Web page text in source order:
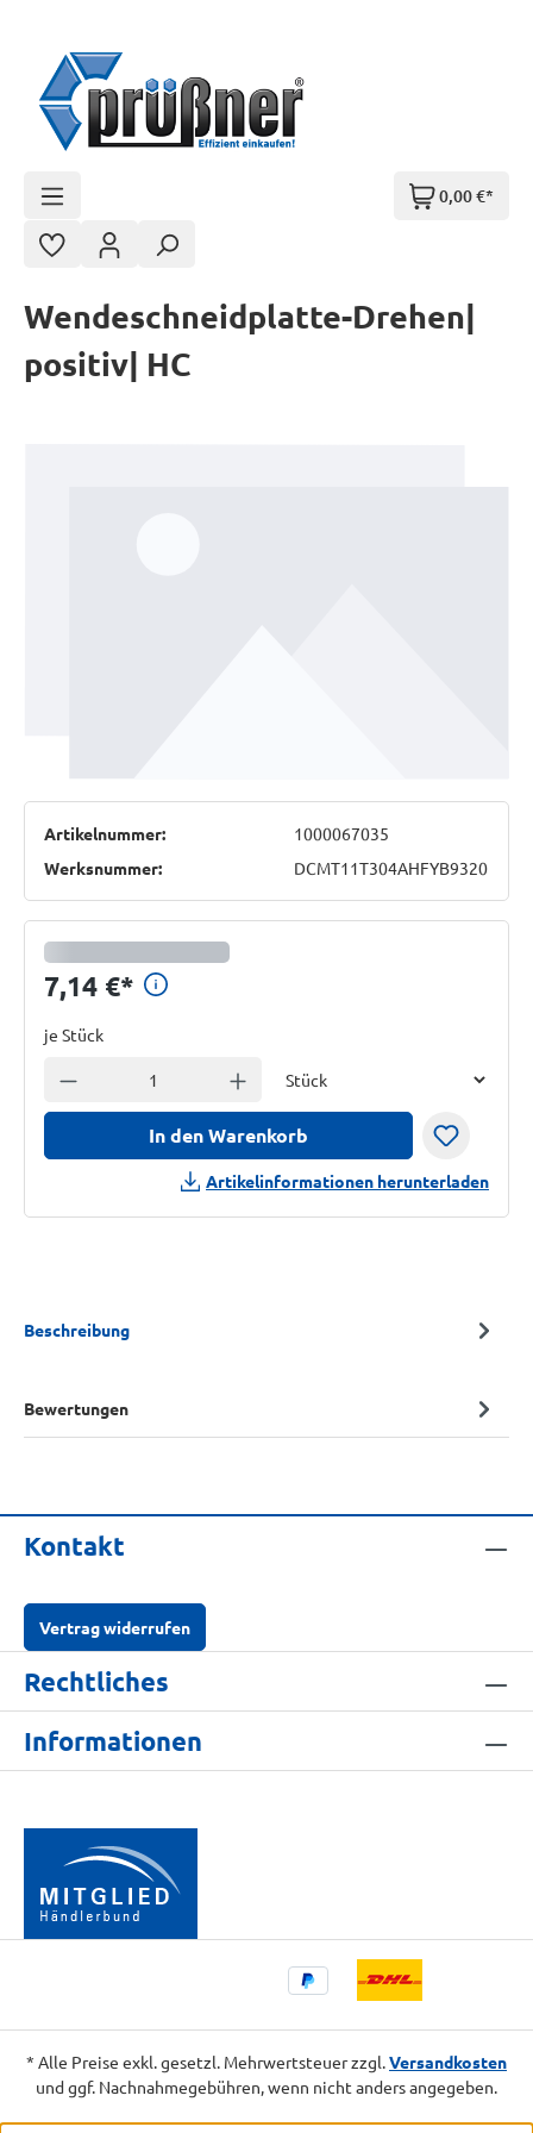
0,00 €*
Wendeschneidplatte-Drehen|
positiv| HC
Artikelnummer:
1000067035
Werksnummer:
DCMT11T304AHFYB9320
7,14 €* Preisinformationen anzeigen
je Stück
Anzahl verringern Anzahl erhöhen
In den Warenkorb
Artikelinformationen herunterladen
Beschreibung
Bewertungen
Kontakt
Vertrag widerrufen
Rechtliches
Informationen
* Alle Preise exkl. gesetzl. Mehrwertsteuer zzgl.Versandkosten
und ggf. Nachnahmegebühren, wenn nicht anders angegeben.